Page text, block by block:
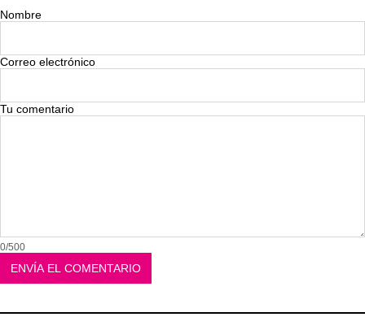
Nombre
Correo electrónico
Tu comentario
0/500